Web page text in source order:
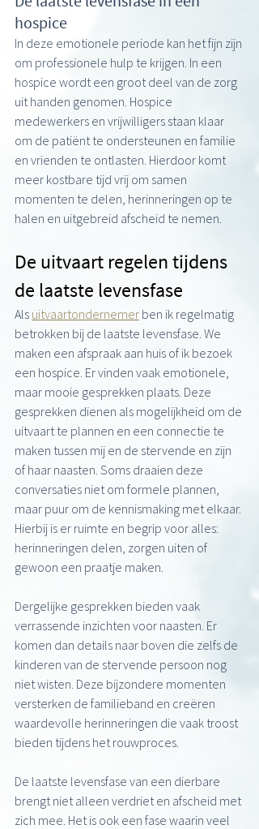
hospice
In deze emotionele periode kan het fijn zijn
om professionele hulp te krijgen. In een
hospice wordt een groot deel van de zorg
uit handen genomen. Hospice
medewerkers en vrijwilligers staan klaar
om de patiënt te ondersteunen en familie
en vrienden te ontlasten. Hierdoor komt
meer kostbare tijd vrij om samen
momenten te delen, herinneringen op te
halen en uitgebreid afscheid te nemen.
De uitvaart regelen tijdens
de laatste levensfase
Als uitvaartondernemer ben ik regelmatig
betrokken bij de laatste levensfase. We
maken een afspraak aan huis of ik bezoek
een hospice. Er vinden vaak emotionele,
maar mooie gesprekken plaats. Deze
gesprekken dienen als mogelijkheid om de
uitvaart te plannen en een connectie te
maken tussen mij en de stervende en zijn
of haar naasten. Soms draaien deze
conversaties niet om formele plannen,
maar puur om de kennismaking met elkaar.
Hierbij is er ruimte en begrip voor alles:
herinneringen delen, zorgen uiten of
gewoon een praatje maken.
Dergelijke gesprekken bieden vaak
verrassende inzichten voor naasten. Er
komen dan details naar boven die zelfs de
kinderen van de stervende persoon nog
niet wisten. Deze bijzondere momenten
versterken de familieband en creëren
waardevolle herinneringen die vaak troost
bieden tijdens het rouwproces.
De laatste levensfase van een dierbare
brengt niet alleen verdriet en afscheid met
zich mee. Het is ook een fase waarin veel